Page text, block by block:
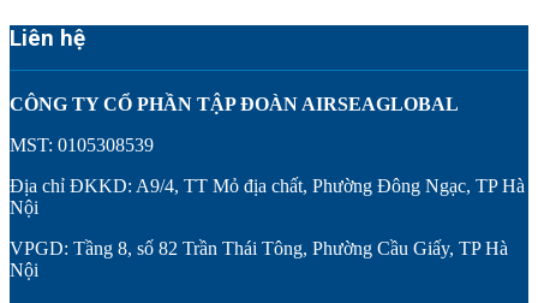
Liên hệ
CÔNG TY CỔ PHẦN TẬP ĐOÀN AIRSEAGLOBAL
MST: 0105308539
Địa chỉ ĐKKD: A9/4, TT Mỏ địa chất, Phường Đông Ngạc, TP Hà
Nội
VPGD: Tầng 8, số 82 Trần Thái Tông, Phường Cầu Giấy, TP Hà
Nội